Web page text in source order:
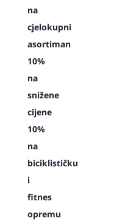
na
cjelokupni
asortiman
10%
na
snižene
cijene
10%
na
biciklističku
i
fitnes
opremu